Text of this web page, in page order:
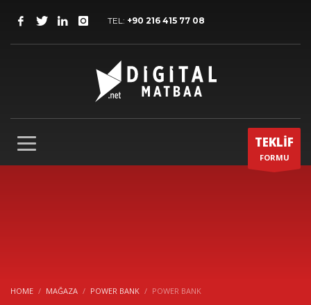
TEL: +90 216 415 77 08
TEKLİF
FORMU
HOME MAĞAZA POWER BANK POWER BANK